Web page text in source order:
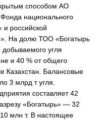
способом АО
национального
и российской
На долю ТОО «Богатырь
добываемого угля
и 40 % от общего
Казахстан. Балансовые
3 млрд т угля.
составляет 42
«Богатырь» — 32
млн т. В настоящее